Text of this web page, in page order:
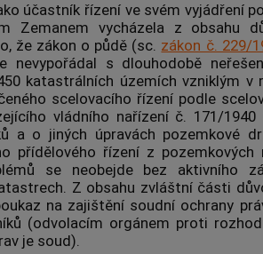
účastník řízení ve svém vyjádření
Zemanem vycházela z obsahu
že zákon o půdě (sc. zákon č. 229/
nevypořádal s dlouhodobě
katastrálních územích vzniklým v
scelovacího řízení podle
vládního nařízení č. 171/1940
a o jiných úpravách pozemkové
přídělového řízení z pozemkových
se neobejde bez aktivního
Z obsahu zvláštní části
na zajištění soudní ochrany
(odvolacím orgánem proti
je soud).